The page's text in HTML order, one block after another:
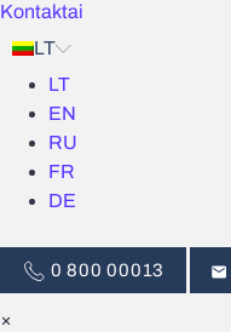
Kontaktai
LT
LT
EN
RU
FR
DE
0 800 00013
×